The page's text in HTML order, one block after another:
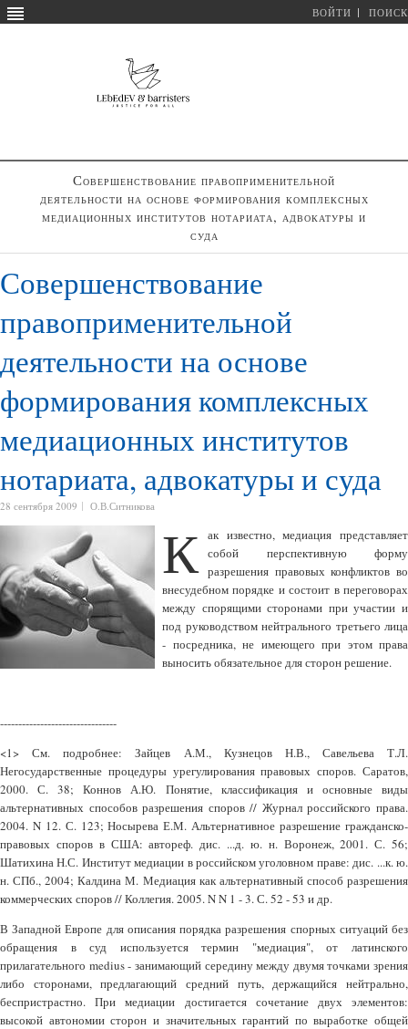
ВОЙТИ ПОИСК
Совершенствование правоприменительной
деятельности на основе формирования комплексных
медиационных институтов нотариата, адвокатуры и
суда
Совершенствование
правоприменительной
деятельности на основе
формирования комплексных
медиационных институтов
нотариата, адвокатуры и суда
28 сентября 2009 О.В.Ситникова
К ак известно, медиация представляет
собой перспективную форму
разрешения правовых конфликтов во
внесудебном порядке и состоит в переговорах
между спорящими сторонами при участии и
под руководством нейтрального третьего лица
- посредника, не имеющего при этом права
выносить обязательное для сторон решение.
--------------------------------
<1> См. подробнее: Зайцев А.М., Кузнецов Н.В., Савельева Т.Л.
Негосударственные процедуры урегулирования правовых споров. Саратов,
2000. С. 38; Коннов А.Ю. Понятие, классификация и основные виды
альтернативных способов разрешения споров // Журнал российского права.
2004. N 12. С. 123; Носырева Е.М. Альтернативное разрешение гражданско-
правовых споров в США: автореф. дис. ...д. ю. н. Воронеж, 2001. С. 56;
Шатихина Н.С. Институт медиации в российском уголовном праве: дис. ...к. ю.
н. СПб., 2004; Калдина М. Медиация как альтернативный способ разрешения
коммерческих споров // Коллегия. 2005. N N 1 - 3. С. 52 - 53 и др.
В Западной Европе для описания порядка разрешения спорных ситуаций без
обращения в суд используется термин "медиация", от латинского
прилагательного medius - занимающий середину между двумя точками зрения
либо сторонами, предлагающий средний путь, держащийся нейтрально,
беспристрастно. При медиации достигается сочетание двух элементов:
высокой автономии сторон и значительных гарантий по выработке общей